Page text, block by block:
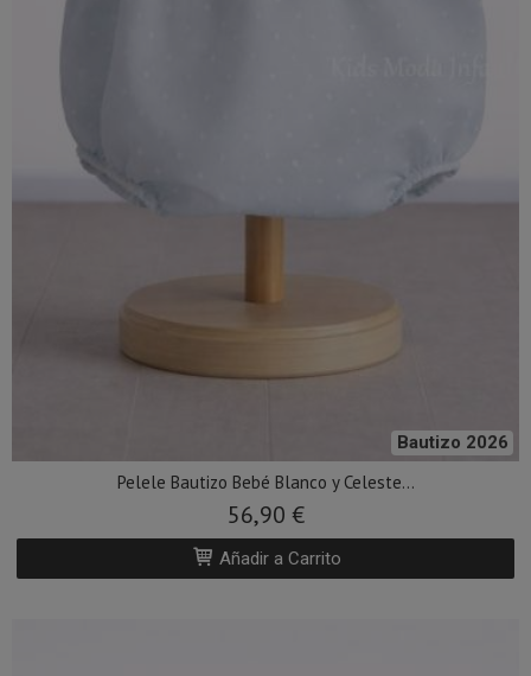
Bautizo 2026
Pelele Bautizo Bebé Blanco y Celeste...
56,90 €
Añadir a Carrito